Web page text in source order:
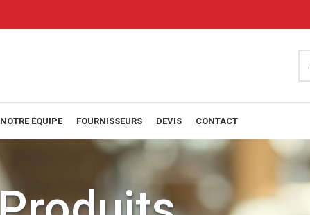
NOTRE ÉQUIPE FOURNISSEURS DEVIS CONTACT